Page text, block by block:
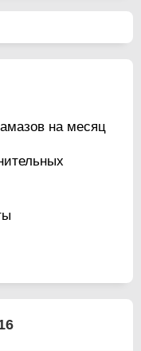
на месяц